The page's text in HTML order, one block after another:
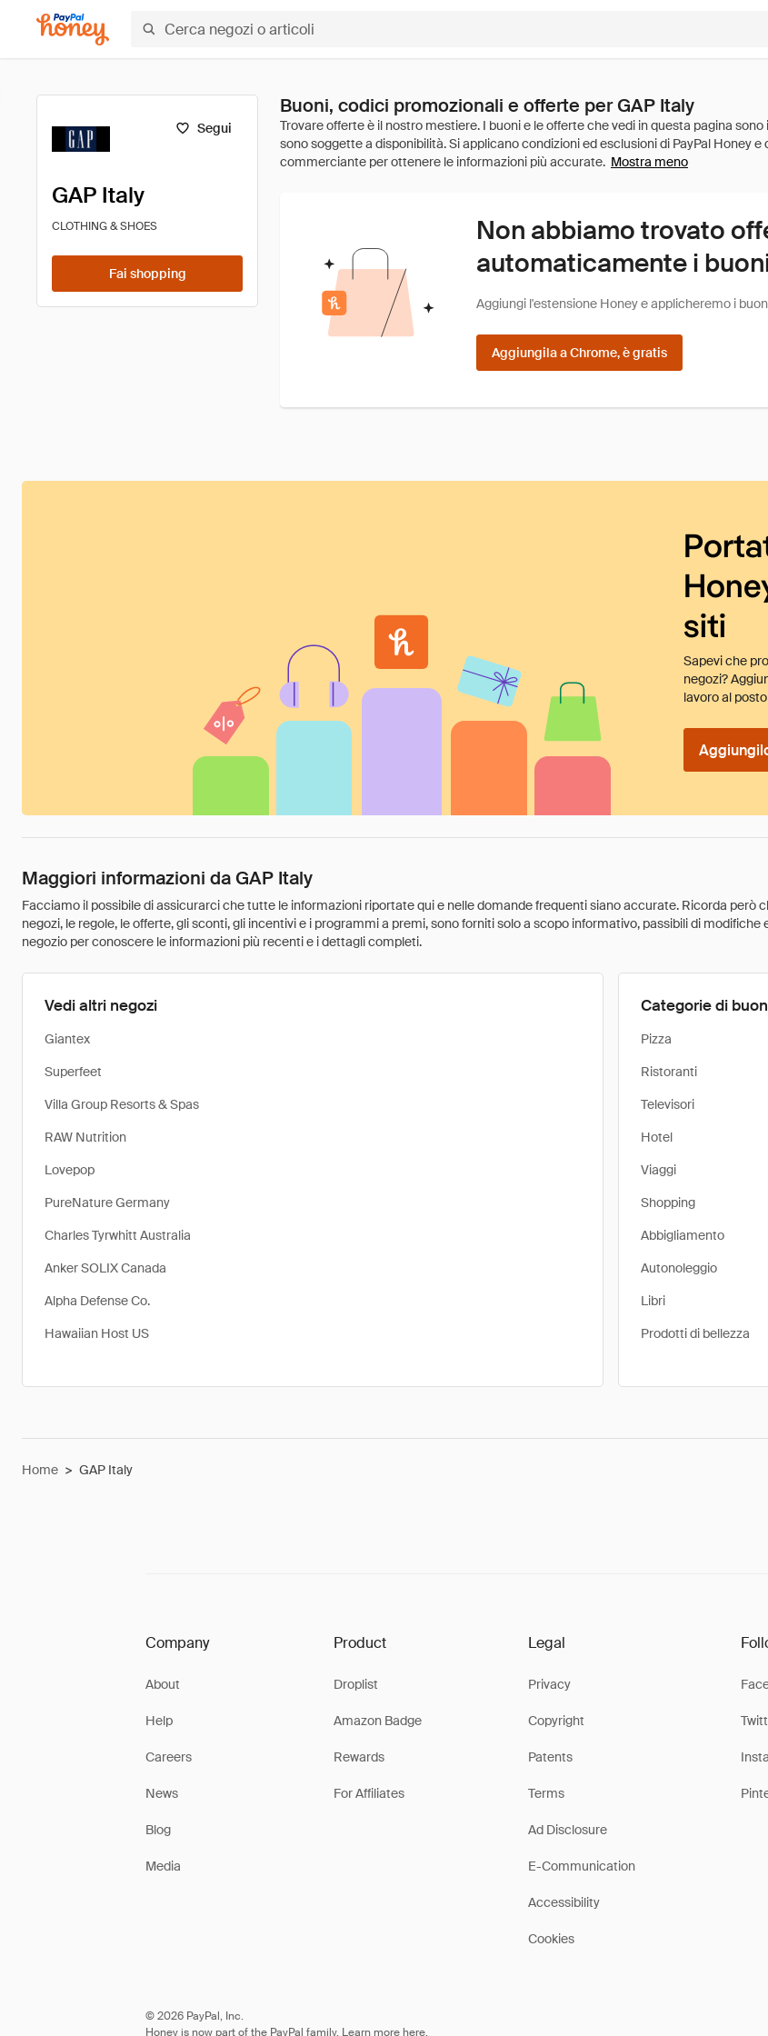
Segui
GAP Italy
CLOTHING & SHOES
Fai shopping
Buoni, codici promozionali e offerte per GAP Italy
Mostra meno
Non abbiamo trovato
automaticamente i
Aggiungi l'estensione Honey e applicheremo i
Aggiungila a Chrome, è gratis
siti
Sapevi che
negozi?
lavoro al
Maggiori informazioni da GAP Italy
Facciamo il possibile di assicurarci che tutte le informazioni riportate qui e nelle domande frequenti siano accurate. Ricorda
negozi, le regole, le offerte, gli sconti, gli incentivi e i programmi a premi, sono forniti solo a scopo informativo, passibili di
negozio per conoscere le informazioni più recenti e i dettagli completi.
Vedi altri negozi
Giantex
Superfeet
Villa Group Resorts & Spas
RAW Nutrition
Lovepop
PureNature Germany
Charles Tyrwhitt Australia
Anker SOLIX Canada
Alpha Defense Co.
Hawaiian Host US
Categorie di
Pizza
Ristoranti
Televisori
Hotel
Viaggi
Shopping
Abbigliamento
Autonoleggio
Libri
Prodotti di bellezza
Home > GAP Italy
Company
About
Help
Careers
News
Blog
Media
Product
Droplist
Amazon Badge
Rewards
For Affiliates
Legal
Privacy
Copyright
Patents
Terms
Ad Disclosure
E-Communication
Accessibility
Cookies
© 2026 PayPal, Inc.
Honey is now part of the PayPal family. Learn more here.